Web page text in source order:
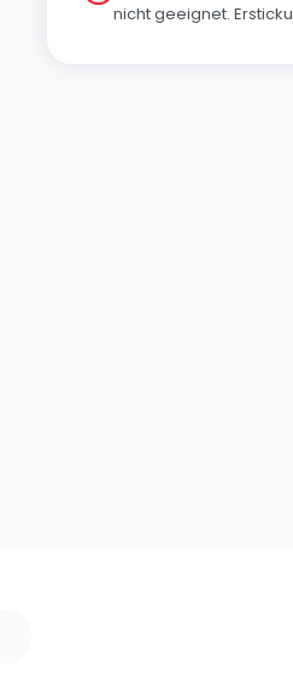
nicht geeignet.